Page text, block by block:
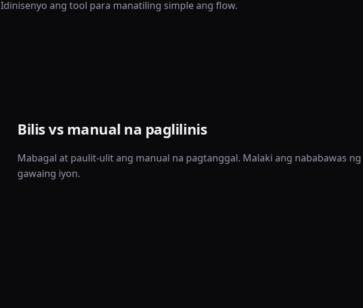
Idinisenyo ang tool para manatiling simple ang flow.
Bilis vs manual na paglilinis
Mabagal at paulit-ulit ang manual na pagtanggal. Malaki ang nababawas
gawaing iyon.